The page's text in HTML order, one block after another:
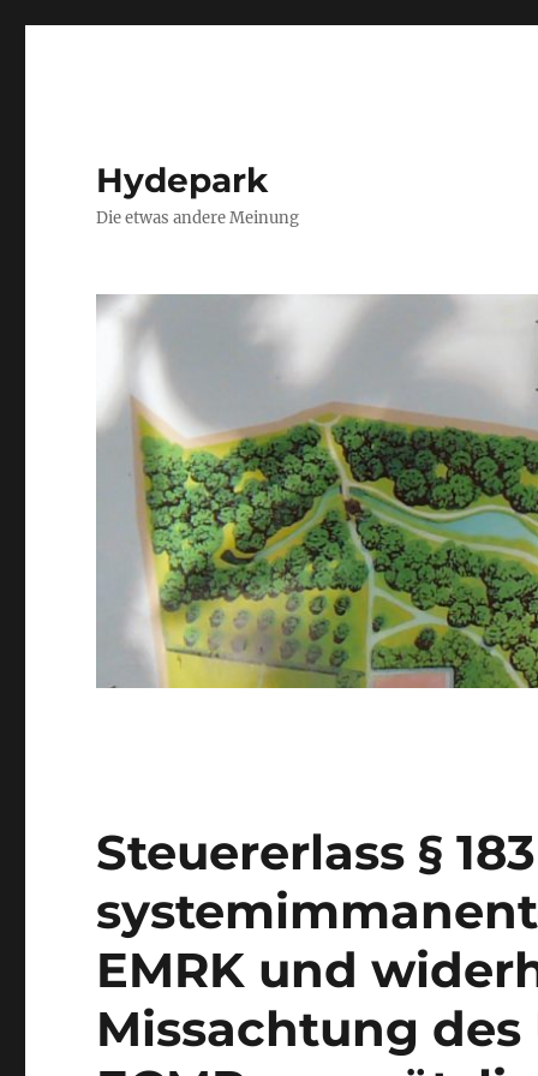
Hydepark
Die etwas andere Meinung
Steuererlass §
EMRK und
Missachtung des